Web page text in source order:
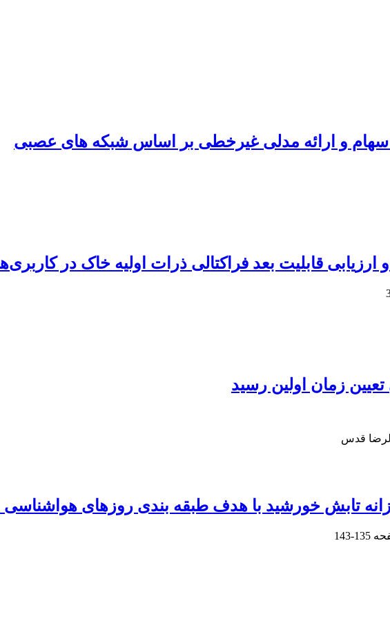
سهام و ارائه مدلی غیرخطی بر اساس شبکه های عصبی
قابلیت بعد فراکتالی ذرات اولیه خاک در
تعیین زمان اولین رسید
قدس
تابش خورشید با هدف طبقه بندی روزهای هواشناسی
135-143